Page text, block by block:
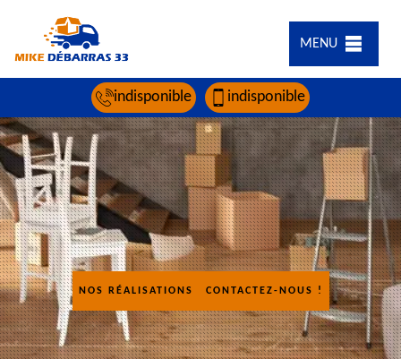
MENU
indisponible indisponible
NOS RÉALISATIONS CONTACTEZ-NOUS !